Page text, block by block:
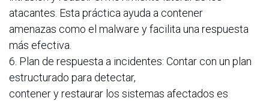
atacantes. Esta práctica ayuda a contener
amenazas como el malware y facilita una respuesta
más efectiva.
6. Plan de respuesta a incidentes: Contar con un plan
estructurado para detectar,
contener y restaurar los sistemas afectados es